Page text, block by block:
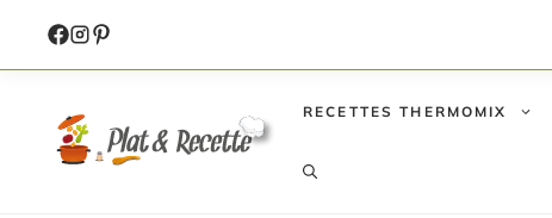
contenu
RECETTES THERMOMIX